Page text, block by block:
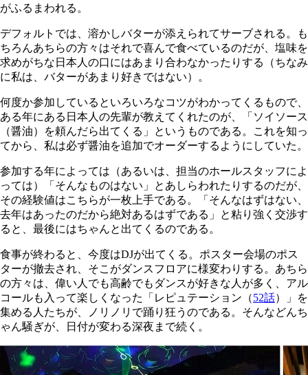
がふるまわれる。
デフォルトでは、溶かしバターが添えられてサーブされる。も
ちろんあちらの方々はそれで喜んで食べているのだが、塩味を
求めがちな日本人の口にはあまり合わなかったりする（ちなみ
に私は、バターがあまり好きではない）。
何度か参加しているといろいろなコツがわかってくるもので、
ある年にある日本人の先輩が教えてくれたのが、「ソイソース
（醤油）を頼んだら出てくる」というものである。これを知っ
てから、私は必ず醤油を追加でオーダーするようにしていた。
参加する年によっては（あるいは、担当のホールスタッフによ
っては）「そんなものはない」とあしらわれたりするのだが、
その経験値はこちらが一枚上手である。「そんなはずはない、
去年はあったのだから絶対あるはずである」と粘り強く交渉す
ると、最後にはちゃんと出てくるのである。
食事が終わると、今度はDJが出てくる。ポスター会場のポス
ターが撤去され、そこがダンスフロアに様変わりする。あちら
の方々は、偉い人でも高齢でもダンスが好きな人が多く、アル
コールも入って楽しくなった「レピュテーション（52話）」を
集める人たちが、ノリノリで踊り狂うのである。そんなどんち
ゃん騒ぎが、日付が変わる深夜まで続く。